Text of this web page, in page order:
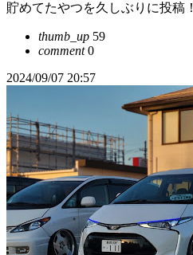
貯めてたやつを久しぶりに投稿！
thumb_up 59
comment0
2024/09/07 20:57